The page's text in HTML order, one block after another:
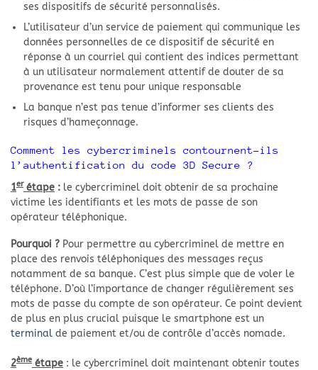
ses dispositifs de sécurité personnalisés.
L’utilisateur d’un service de paiement qui communique les
données personnelles de ce dispositif de sécurité en
réponse à un courriel qui contient des indices permettant
à un utilisateur normalement attentif de douter de sa
provenance est tenu pour unique responsable
La banque n’est pas tenue d’informer ses clients des
risques d’hameçonnage.
Comment les cybercriminels contournent-ils
l’authentification du code 3D Secure ?
1er étape : le cybercriminel doit obtenir de sa prochaine
victime les identifiants et les mots de passe de son
opérateur téléphonique.
Pourquoi ? Pour permettre au cybercriminel de mettre en
place des renvois téléphoniques des messages reçus
notamment de sa banque. C’est plus simple que de voler le
téléphone. D’où l’importance de changer régulièrement ses
mots de passe du compte de son opérateur. Ce point devient
de plus en plus crucial puisque le smartphone est un
terminal de paiement et/ou de contrôle d’accès nomade.
2ème étape : le cybercriminel doit maintenant obtenir toutes